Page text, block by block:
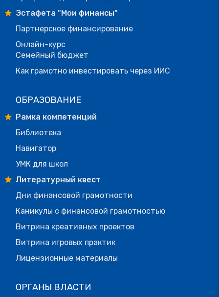
Эстафета "Мои финансы"
Партнерское финансирование
Онлайн-курс
Семейный бюджет
Как грамотно инвестировать через ИИС
ОБРАЗОВАНИЕ
Рамка компетенций
Библиотека
Навигатор
УМК для школ
Литературный квест
Дни финансовой грамотности
Каникулы с финансовой грамотностью
Витрина креативных проектов
Витрина игровых практик
Лицензионные материалы
ОРГАНЫ ВЛАСТИ